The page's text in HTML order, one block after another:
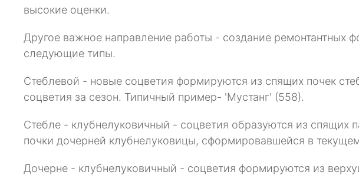
высокие оценки.
Другое важное направление работы - создание
следующие типы.
Стеблевой - новые соцветия формируются из спящих почек
соцветия за сезон. Типичный пример- 'Мустанг' (558).
Стебле - клубнелуковичный - соцветия образуются из спящих
почки дочерней клубнелуковицы, сформировавшейся в
Дочерне - клубнелуковичный - соцветия формируются из